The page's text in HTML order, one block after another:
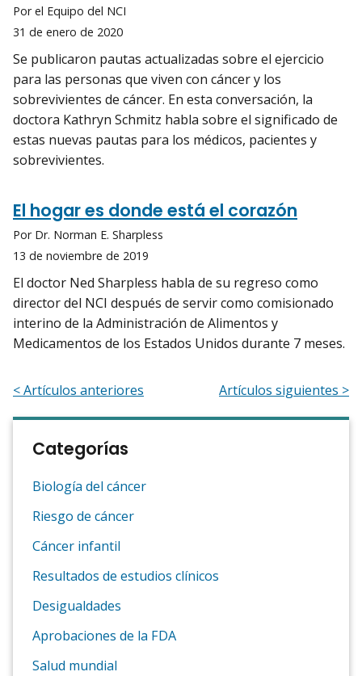
Por el Equipo del NCI
31 de enero de 2020
Se publicaron pautas actualizadas sobre el ejercicio
para las personas que viven con cáncer y los
sobrevivientes de cáncer. En esta conversación, la
doctora Kathryn Schmitz habla sobre el significado de
estas nuevas pautas para los médicos, pacientes y
sobrevivientes.
El hogar es donde está el corazón
Por Dr. Norman E. Sharpless
13 de noviembre de 2019
El doctor Ned Sharpless habla de su regreso como
director del NCI después de servir como comisionado
interino de la Administración de Alimentos y
Medicamentos de los Estados Unidos durante 7 meses.
< Artículos anteriores Artículos siguientes >
Categorías
Biología del cáncer
Riesgo de cáncer
Cáncer infantil
Resultados de estudios clínicos
Desigualdades
Aprobaciones de la FDA
Salud mundial